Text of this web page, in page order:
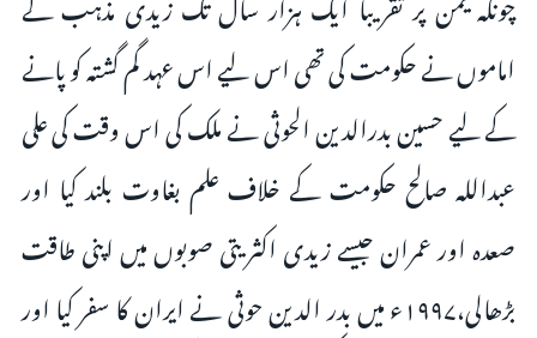
اماموں نے حکومت کی تھی اس لیے اس عہد گم گشتہ کو پانے
کے لیے حسین بدرالدین الحوثی نے ملک کی اس وقت کی علی
عبداللہ صالح حکومت کے خلاف علم بغاوت بلند کیا اور
صعدہ اور عمران جیسے زیدی اکثریتی صوبوں میں اپنی طاقت
بڑھالی،۱۹۹۷ء میں بدر الدین حوثی نے ایران کا سفر کیا اور